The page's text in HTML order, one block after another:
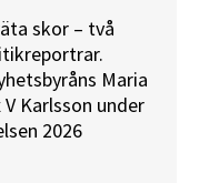
skor – två
Maria
V Karlsson under
2026